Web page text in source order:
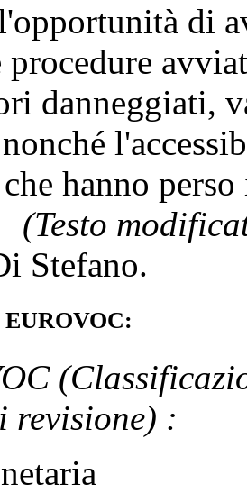
di
danneggiati,
hanno
(Testo
Stefano.
EUROVOC:
revisione) :